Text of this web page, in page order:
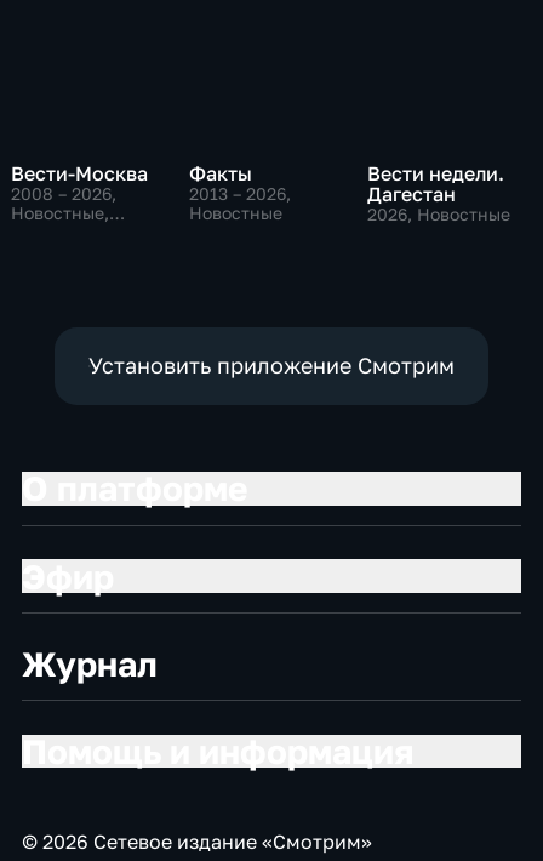
Вести-Москва
2008 – 2026,
Новостные,
Факты
2013 – 2026,
Новостные
Вести недели.
Дагестан
2026, Новостные
Установить приложение Смотрим
Журнал
© 2026 Сетевое издание «Смотрим»